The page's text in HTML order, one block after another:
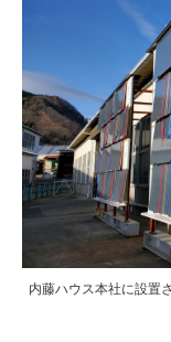
内藤ハウス本社に設置